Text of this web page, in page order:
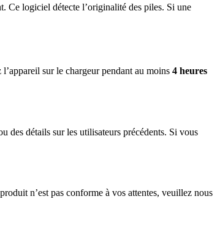
Ce logiciel détecte l’originalité des piles. Si une
l’appareil sur le chargeur pendant au moins 4 heures
des détails sur les utilisateurs précédents. Si vous
n’est pas conforme à vos attentes, veuillez nous